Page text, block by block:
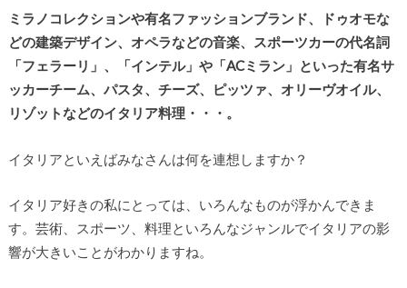
ミラノコレクションや有名ファッションブランド、ドゥオモな
どの建築デザイン、オペラなどの音楽、スポーツカーの代名詞
「フェラーリ」、「インテル」や「ACミラン」といった有名サ
ッカーチーム、パスタ、チーズ、ピッツァ、オリーヴオイル、
リゾットなどのイタリア料理・・・。
イタリアといえばみなさんは何を連想しますか？
イタリア好きの私にとっては、いろんなものが浮かんできま
す。芸術、スポーツ、料理といろんなジャンルでイタリアの影
響が大きいことがわかりますね。